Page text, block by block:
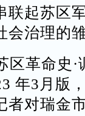
联起苏区
会治理的
革命史·
年3月版
者对瑞金